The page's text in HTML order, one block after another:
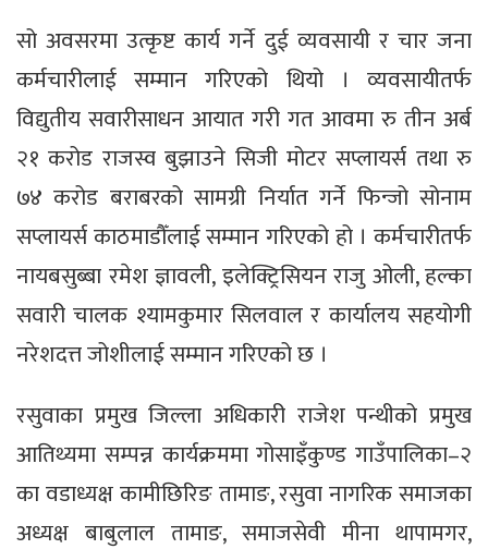
सो अवसरमा उत्कृष्ट कार्य गर्ने दुई व्यवसायी र चार जना
कर्मचारीलाई सम्मान गरिएको थियो । व्यवसायीतर्फ
विद्युतीय सवारीसाधन आयात गरी गत आवमा रु तीन अर्ब
२१ करोड राजस्व बुझाउने सिजी मोटर सप्लायर्स तथा रु
७४ करोड बराबरको सामग्री निर्यात गर्ने फिन्जो सोनाम
सप्लायर्स काठमाडौँलाई सम्मान गरिएको हो । कर्मचारीतर्फ
नायबसुब्बा रमेश ज्ञावली, इलेक्ट्रिसियन राजु ओली, हल्का
सवारी चालक श्यामकुमार सिलवाल र कार्यालय सहयोगी
नरेशदत्त जोशीलाई सम्मान गरिएको छ ।
रसुवाका प्रमुख जिल्ला अधिकारी राजेश पन्थीको प्रमुख
आतिथ्यमा सम्पन्न कार्यक्रममा गोसाइँकुण्ड गाउँपालिका–२
का वडाध्यक्ष कामीछिरिङ तामाङ, रसुवा नागरिक समाजका
अध्यक्ष बाबुलाल तामाङ, समाजसेवी मीना थापामगर,